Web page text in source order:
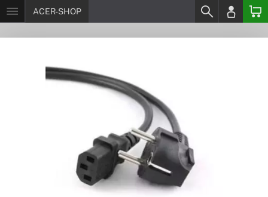
ACER-SHOP